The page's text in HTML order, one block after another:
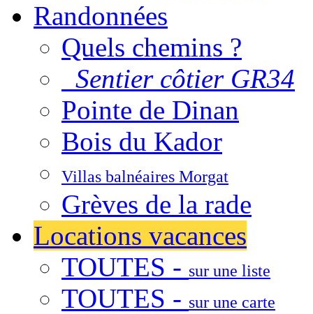
Randonnées
Quels chemins ?
Sentier côtier GR34
Pointe de Dinan
Bois du Kador
Villas balnéaires Morgat
Grèves de la rade
Locations vacances
TOUTES - sur une liste
TOUTES - sur une carte